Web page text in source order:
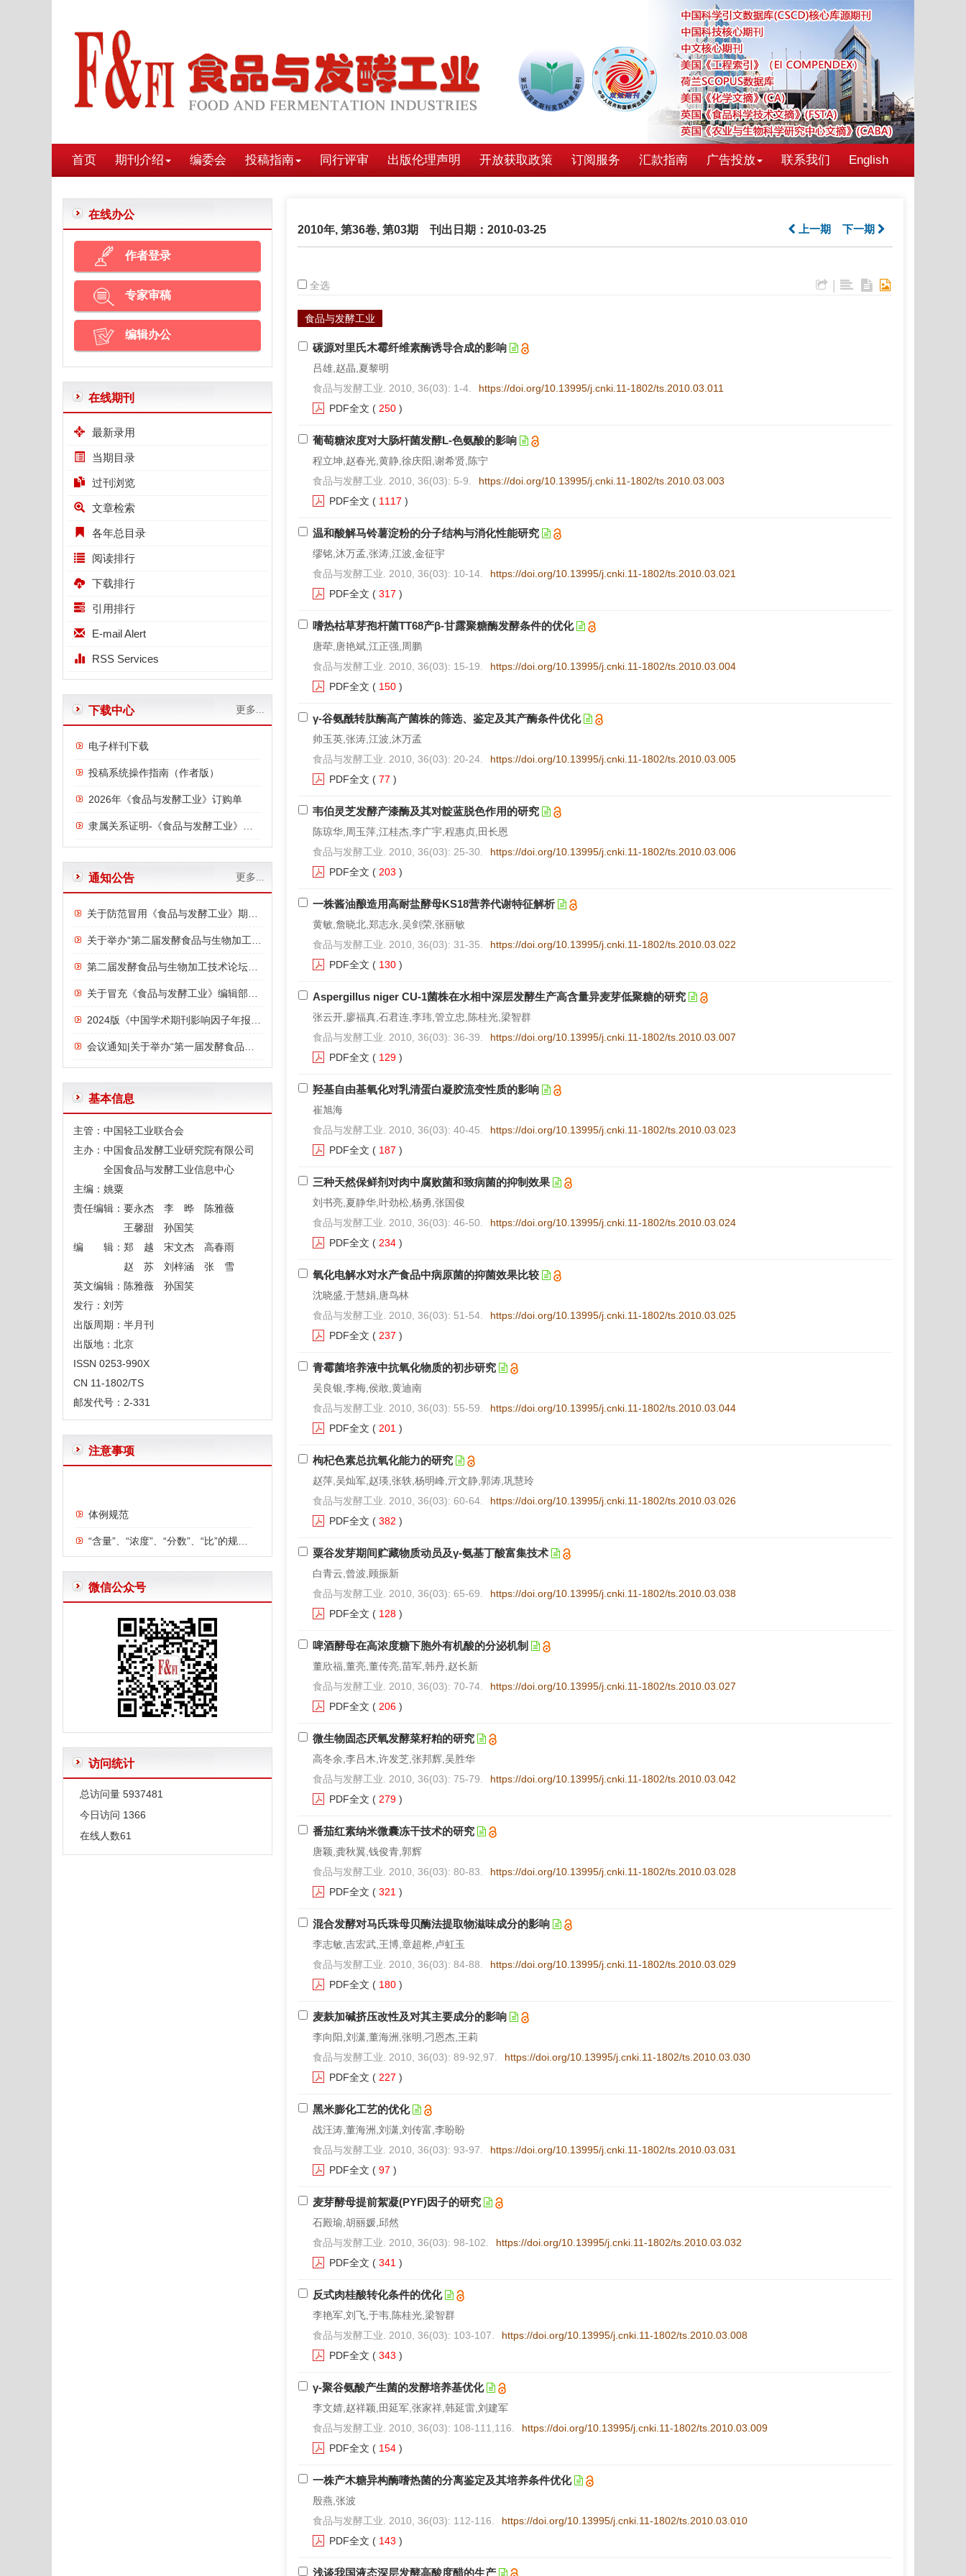
首页 期刊介绍 编委会 投稿指南 同行评审 出版伦理声明 开放获取政策 订阅服务 汇款指南 广告投放 联系我们 English
2010年, 第36卷, 第03期 刊出日期：2010-03-25 上一期 下一期
全选
食品与发酵工业
碳源对里氏木霉纤维素酶诱导合成的影响
吕雄,赵晶,夏黎明
食品与发酵工业. 2010, 36(03): 1-4.
https://doi.org/10.13995/j.cnki.11-1802/ts.2010.03.011
PDF全文 ( 250 )
葡萄糖浓度对大肠杆菌发酵L-色氨酸的影响
程立坤,赵春光,黄静,徐庆阳,谢希贤,陈宁
食品与发酵工业. 2010, 36(03): 5-9.
https://doi.org/10.13995/j.cnki.11-1802/ts.2010.03.003
PDF全文 ( 1117 )
温和酸解马铃薯淀粉的分子结构与消化性能研究
缪铭,沐万孟,张涛,江波,金征宇
食品与发酵工业. 2010, 36(03): 10-14.
https://doi.org/10.13995/j.cnki.11-1802/ts.2010.03.021
PDF全文 ( 317 )
嗜热枯草芽孢杆菌TT68产β-甘露聚糖酶发酵条件的优化
唐荦,唐艳斌,江正强,周鹏
食品与发酵工业. 2010, 36(03): 15-19.
https://doi.org/10.13995/j.cnki.11-1802/ts.2010.03.004
PDF全文 ( 150 )
γ-谷氨酰转肽酶高产菌株的筛选、鉴定及其产酶条件优化
帅玉英,张涛,江波,沐万孟
食品与发酵工业. 2010, 36(03): 20-24.
https://doi.org/10.13995/j.cnki.11-1802/ts.2010.03.005
PDF全文 ( 77 )
韦伯灵芝发酵产漆酶及其对靛蓝脱色作用的研究
陈琼华,周玉萍,江桂杰,李广宇,程惠贞,田长恩
食品与发酵工业. 2010, 36(03): 25-30.
https://doi.org/10.13995/j.cnki.11-1802/ts.2010.03.006
PDF全文 ( 203 )
一株酱油酿造用高耐盐酵母KS18营养代谢特征解析
黄敏,詹晓北,郑志永,吴剑荣,张丽敏
食品与发酵工业. 2010, 36(03): 31-35.
https://doi.org/10.13995/j.cnki.11-1802/ts.2010.03.022
PDF全文 ( 130 )
Aspergillus niger CU-1菌株在水相中深层发酵生产高含量异麦芽低聚糖的研究
张云开,廖福真,石君连,李玮,管立忠,陈桂光,梁智群
食品与发酵工业. 2010, 36(03): 36-39.
https://doi.org/10.13995/j.cnki.11-1802/ts.2010.03.007
PDF全文 ( 129 )
羟基自由基氧化对乳清蛋白凝胶流变性质的影响
崔旭海
食品与发酵工业. 2010, 36(03): 40-45.
https://doi.org/10.13995/j.cnki.11-1802/ts.2010.03.023
PDF全文 ( 187 )
三种天然保鲜剂对肉中腐败菌和致病菌的抑制效果
刘书亮,夏静华,叶劲松,杨勇,张国俊
食品与发酵工业. 2010, 36(03): 46-50.
https://doi.org/10.13995/j.cnki.11-1802/ts.2010.03.024
PDF全文 ( 234 )
氧化电解水对水产食品中病原菌的抑菌效果比较
沈晓盛,于慧娟,唐鸟林
食品与发酵工业. 2010, 36(03): 51-54.
https://doi.org/10.13995/j.cnki.11-1802/ts.2010.03.025
PDF全文 ( 237 )
青霉菌培养液中抗氧化物质的初步研究
吴良银,李梅,侯敢,黄迪南
食品与发酵工业. 2010, 36(03): 55-59.
https://doi.org/10.13995/j.cnki.11-1802/ts.2010.03.044
PDF全文 ( 201 )
枸杞色素总抗氧化能力的研究
赵萍,吴灿军,赵瑛,张轶,杨明峰,亓文静,郭涛,巩慧玲
食品与发酵工业. 2010, 36(03): 60-64.
https://doi.org/10.13995/j.cnki.11-1802/ts.2010.03.026
PDF全文 ( 382 )
粟谷发芽期间贮藏物质动员及γ-氨基丁酸富集技术
白青云,曾波,顾振新
食品与发酵工业. 2010, 36(03): 65-69.
https://doi.org/10.13995/j.cnki.11-1802/ts.2010.03.038
PDF全文 ( 128 )
啤酒酵母在高浓度糖下胞外有机酸的分泌机制
董欣福,董亮,董传亮,苗军,韩丹,赵长新
食品与发酵工业. 2010, 36(03): 70-74.
https://doi.org/10.13995/j.cnki.11-1802/ts.2010.03.027
PDF全文 ( 206 )
微生物固态厌氧发酵菜籽粕的研究
高冬余,李吕木,许发芝,张邦辉,吴胜华
食品与发酵工业. 2010, 36(03): 75-79.
https://doi.org/10.13995/j.cnki.11-1802/ts.2010.03.042
PDF全文 ( 279 )
番茄红素纳米微囊冻干技术的研究
唐颖,龚秋翼,钱俊青,郭辉
食品与发酵工业. 2010, 36(03): 80-83.
https://doi.org/10.13995/j.cnki.11-1802/ts.2010.03.028
PDF全文 ( 321 )
混合发酵对马氏珠母贝酶法提取物滋味成分的影响
李志敏,吉宏武,王博,章超桦,卢虹玉
食品与发酵工业. 2010, 36(03): 84-88.
https://doi.org/10.13995/j.cnki.11-1802/ts.2010.03.029
PDF全文 ( 180 )
麦麸加碱挤压改性及对其主要成分的影响
李向阳,刘潇,董海洲,张明,刁恩杰,王莉
食品与发酵工业. 2010, 36(03): 89-92,97.
https://doi.org/10.13995/j.cnki.11-1802/ts.2010.03.030
PDF全文 ( 227 )
黑米膨化工艺的优化
战汪涛,董海洲,刘潇,刘传富,李盼盼
食品与发酵工业. 2010, 36(03): 93-97.
https://doi.org/10.13995/j.cnki.11-1802/ts.2010.03.031
PDF全文 ( 97 )
麦芽酵母提前絮凝(PYF)因子的研究
石殿瑜,胡丽媛,邱然
食品与发酵工业. 2010, 36(03): 98-102.
https://doi.org/10.13995/j.cnki.11-1802/ts.2010.03.032
PDF全文 ( 341 )
反式肉桂酸转化条件的优化
李艳军,刘飞,于韦,陈桂光,梁智群
食品与发酵工业. 2010, 36(03): 103-107.
https://doi.org/10.13995/j.cnki.11-1802/ts.2010.03.008
PDF全文 ( 343 )
γ-聚谷氨酸产生菌的发酵培养基优化
李文婧,赵祥颖,田延军,张家祥,韩延雷,刘建军
食品与发酵工业. 2010, 36(03): 108-111,116.
https://doi.org/10.13995/j.cnki.11-1802/ts.2010.03.009
PDF全文 ( 154 )
一株产木糖异构酶嗜热菌的分离鉴定及其培养条件优化
殷燕,张波
食品与发酵工业. 2010, 36(03): 112-116.
https://doi.org/10.13995/j.cnki.11-1802/ts.2010.03.010
PDF全文 ( 143 )
浅谈我国液态深层发酵高酸度醋的生产
在线办公
作者登录
专家审稿
编辑办公
在线期刊
最新录用
当期目录
过刊浏览
文章检索
各年总目录
阅读排行
下载排行
引用排行
E-mail Alert
RSS Services
下载中心 更多...
电子样刊下载
投稿系统操作指南（作者版）
2026年《食品与发酵工业》订购单
通知公告 更多...
基本信息
主管：中国轻工业联合会
主办：中国食品发酵工业研究院有限公司
全国食品与发酵工业信息中心
主编：姚粟
责任编辑：要永杰 李 晔 陈雅薇
王馨甜 孙国笑
编 辑：郑 越 宋文杰 高春雨
赵 苏 刘梓涵 张 雪
英文编辑：陈雅薇 孙国笑
发行：刘芳
出版周期：半月刊
出版地：北京
ISSN 0253-990X
CN 11-1802/TS
邮发代号：2-331
注意事项
“摘要”和“结论”的区别
给作者投稿的一些建议
英文文题及摘要写作要求
正确使用表格中的空白—和0
有关微生物名称的一些说明
微信公众号
访问统计
总访问量 5937481
今日访问 1366
在线人数61